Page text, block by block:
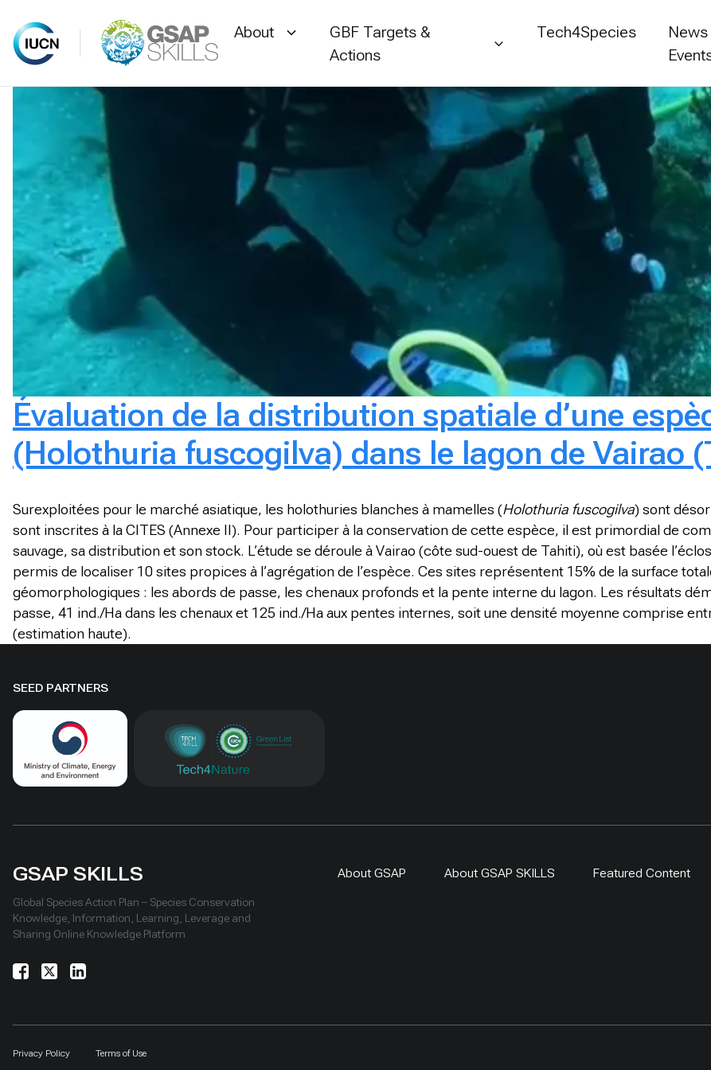
About
GBF Targets &
Actions
Tech4Species
News
Évaluation de la distribution spatiale d’une
(Holothuria fuscogilva) dans le lagon de Vairao
Surexploitées pour le marché asiatique, les holothuries blanches à mamelles (Holothuria fuscogilva) sont
sont inscrites à la CITES (Annexe II). Pour participer à la conservation de cette espèce, il est primordial de
sauvage, sa distribution et son stock. L’étude se déroule à Vairao (côte sud-ouest de Tahiti), où est basée
permis de localiser 10 sites propices à l’agrégation de l’espèce. Ces sites représentent 15% de la surface
géomorphologiques : les abords de passe, les chenaux profonds et la pente interne du lagon. Les résultats
passe, 41 ind./Ha dans les chenaux et 125 ind./Ha aux pentes internes, soit une densité moyenne comprise
(estimation haute).
SEED PARTNERS
GSAP SKILLS
Global Species Action Plan – Species Conservation
Knowledge, Information, Learning, Leverage and
Sharing Online Knowledge Platform
About GSAP About GSAP SKILLS Featured Content
Privacy Policy Terms of Use